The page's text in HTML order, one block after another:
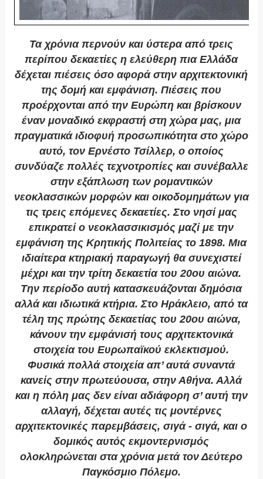
Τα χρόνια περνούν και ύστερα από τρεις
περίπου δεκαετίες η ελεύθερη πια Ελλάδα
δέχεται πιέσεις όσο αφορά στην αρχιτεκτονική
της δομή και εμφάνιση. Πιέσεις που
προέρχονται από την Ευρώπη και βρίσκουν
έναν μοναδικό εκφραστή στη χώρα μας, μια
πραγματικά ιδιοφυή προσωπικότητα στο χώρο
αυτό, τον Ερνέστο Τσίλλερ, ο οποίος
συνδύαζε πολλές τεχνοτροπίες και συνέβαλλε
στην εξάπλωση των ρομαντικών
νεοκλασσικών μορφών και οικοδομημάτων για
τις τρεις επόμενες δεκαετίες. Στο νησί μας
επικρατεί ο νεοκλασσικισμός μαζί με την
εμφάνιση της Κρητικής Πολιτείας το 1898. Μια
ιδιαίτερα κτηριακή παραγωγή θα συνεχιστεί
μέχρι και την τρίτη δεκαετία του 20ου αιώνα.
Την περίοδο αυτή κατασκευάζονται δημόσια
αλλά και ιδιωτικά κτήρια. Στο Ηράκλειο, από τα
τέλη της πρώτης δεκαετίας του 20ου αιώνα,
κάνουν την εμφάνισή τους αρχιτεκτονικά
στοιχεία του Ευρωπαϊκού εκλεκτισμού.
Φυσικά πολλά στοιχεία απ’ αυτά συναντά
κανείς στην πρωτεύουσα, στην Αθήνα. Αλλά
και η πόλη μας δεν είναι αδιάφορη σ’ αυτή την
αλλαγή, δέχεται αυτές τις μοντέρνες
αρχιτεκτονικές παρεμβάσεις, σιγά - σιγά, και ο
δομικός αυτός εκμοντερνισμός
ολοκληρώνεται στα χρόνια μετά τον Δεύτερο
Παγκόσμιο Πόλεμο.